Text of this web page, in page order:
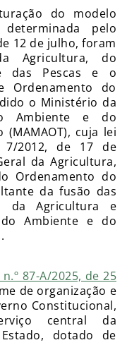
do modelo
pelo
12 de julho, foram
Agricultura, do
das Pescas e o
Ordenamento do
o Ministério da
Ambiente e do
cuja lei
7/2012, de 17 de
da Agricultura,
Ordenamento do
da fusão das
da Agricultura e
do Ambiente e do
87-A/2025, de 25
de organização e
Constitucional,
central da
dotado de